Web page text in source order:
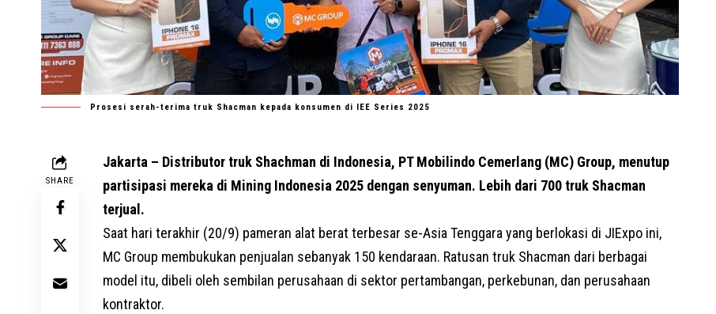
Prosesi serah-terima truk Shacman kepada konsumen di IEE Series 2025
SHARE
Jakarta – Distributor truk Shachman di Indonesia, PT Mobilindo Cemerlang (MC) Group, menutup
partisipasi mereka di Mining Indonesia 2025 dengan senyuman. Lebih dari 700 truk Shacman
terjual.
Saat hari terakhir (20/9) pameran alat berat terbesar se-Asia Tenggara yang berlokasi di JIExpo ini,
MC Group membukukan penjualan sebanyak 150 kendaraan. Ratusan truk Shacman dari berbagai
model itu, dibeli oleh sembilan perusahaan di sektor pertambangan, perkebunan, dan perusahaan
kontraktor.